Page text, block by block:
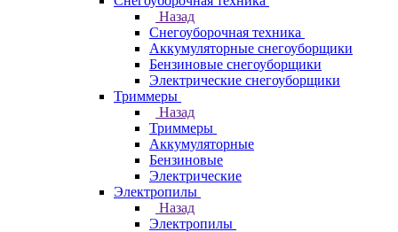
Назад
Снегоуборочная техника
Аккумуляторные снегоуборщики
Бензиновые снегоуборщики
Электрические снегоуборщики
Триммеры
Назад
Триммеры
Аккумуляторные
Бензиновые
Электрические
Электропилы
Назад
Электропилы